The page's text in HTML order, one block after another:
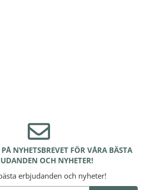
NYHETSBREVET FÖR VÅRA BÄSTA
OCH NYHETER!
erbjudanden och nyheter!